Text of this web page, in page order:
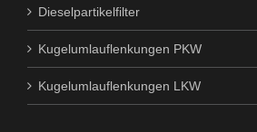
Dieselpartikelfilter
Kugelumlauflenkungen PKW
Kugelumlauflenkungen LKW